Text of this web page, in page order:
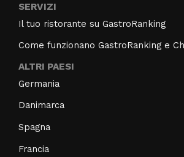
SERVIZI
Il tuo ristorante su GastroRanking
Come funzionano GastroRanking e
ALTRI PAESI
Germania
Danimarca
Spagna
Francia